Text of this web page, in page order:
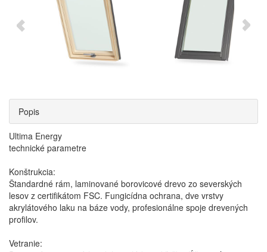
Popis
Ultima Energy
technické parametre
Konštrukcia:
Štandardné rám, laminované borovicové drevo zo severských
lesov z certifikátom FSC. Fungicídna ochrana, dve vrstvy
akrylátového laku na báze vody, profesionálne spoje drevených
profilov.
Vetranie: